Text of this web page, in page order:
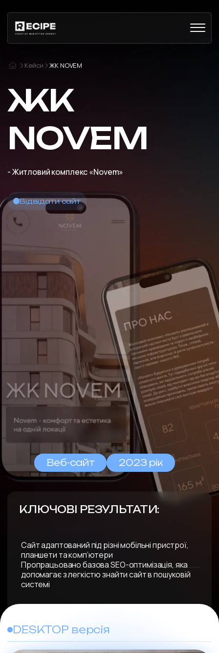
Кейси ЖК NOVEM
ЖК
NOVEM
- Житловий комплекс «Novem»
Відвідати сайт
Веб-сайт 2023 рік
КЛЮЧОВІ РЕЗУЛЬТАТИ:
Сайт адаптований під різні мобільні пристрої,
планшети та комп’ютери
Пропрацьовано базова SEO-оптимізація, яка
допомагає з легкістю знайти сайт в пошуковій
системі
DESKTOP версія